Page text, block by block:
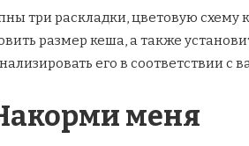
три раскладки, цветовую
размер кеша, а также
его в соответствии с
меня